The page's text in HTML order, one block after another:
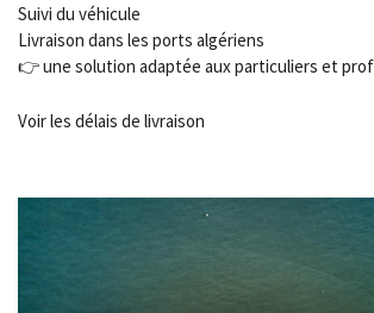
Suivi du véhicule
Livraison dans les ports algériens
👉 une solution adaptée aux particuliers et
Voir les délais de livraison